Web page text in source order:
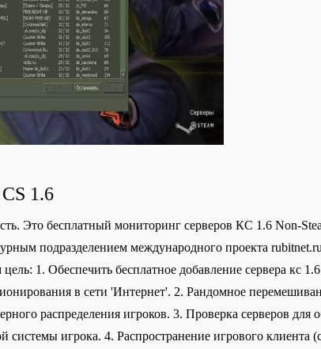
1.6
Это бесплатный мониторинг серверов КС 1.6 Non-
подразделением международного проекта
1. Обеспечить бесплатное добавление сервера кс
в сети 'Интернет'. 2. Рандомное
распределения игроков. 3. Проверка серверов для
системы игрока. 4. Распространение игрового клиента